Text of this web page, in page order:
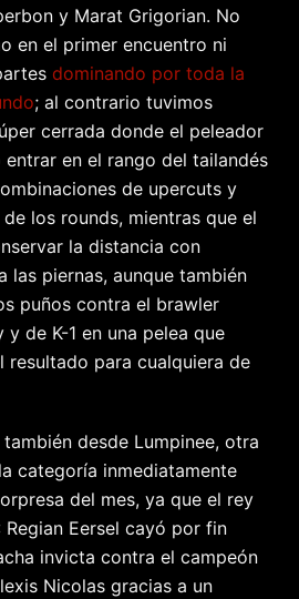
y Marat Grigorian. No
en el primer encuentro ni
dominando por toda la
; al contrario tuvimos
cerrada donde el peleador
en el rango del tailandés
de upercuts y
los rounds, mientras que el
la distancia con
las piernas, aunque también
puños contra el brawler
de K-1 en una pelea que
resultado para cualquiera de
desde Lumpinee, otra
categoría inmediatamente
del mes, ya que el rey
Eersel cayó por fin
invicta contra el campeón
Nicolas gracias a un